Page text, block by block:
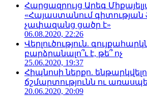
Հարցազրույց Արեգ
«Հայաստանում գիտության
չափազանց ցածր է»
06.08.2020, 22:26
Վերլուծություն.
բարձրանալո՞ւ է, թե՞ ոչ
25.06.2020, 19:37
Հիպնոսի ներքո.
ճշմարտությունն ու
20.06.2020, 20:09